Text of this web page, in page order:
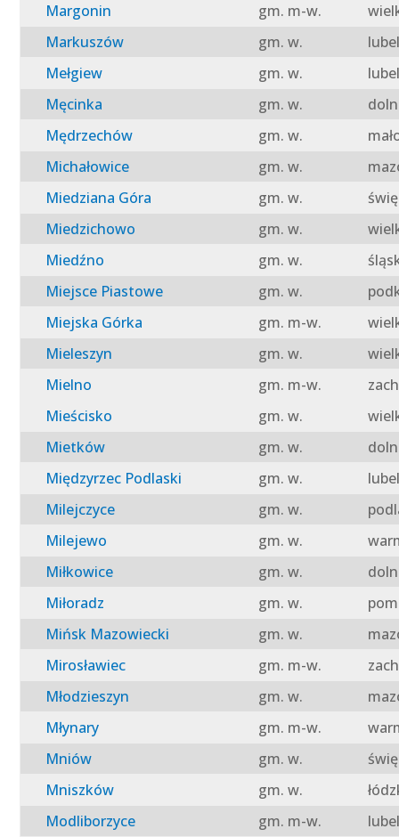
Margonin
gm. m-w.
Markuszów
gm. w.
Mełgiew
gm. w.
Męcinka
gm. w.
Mędrzechów
gm. w.
Michałowice
gm. w.
Miedziana Góra
gm. w.
Miedzichowo
gm. w.
Miedźno
gm. w.
Miejsce Piastowe
gm. w.
Miejska Górka
gm. m-w.
Mieleszyn
gm. w.
Mielno
gm. m-w.
Mieścisko
gm. w.
Mietków
gm. w.
Międzyrzec Podlaski
gm. w.
Milejczyce
gm. w.
Milejewo
gm. w.
Miłkowice
gm. w.
Miłoradz
gm. w.
Mińsk Mazowiecki
gm. w.
Mirosławiec
gm. m-w.
Młodzieszyn
gm. w.
Młynary
gm. m-w.
Mniów
gm. w.
Mniszków
gm. w.
Modliborzyce
gm. m-w.